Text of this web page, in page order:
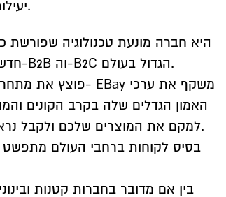
יעילות יחד עם אסטרטגיות שיווק אחרות.
חדשות מדי פעם, וגם כבשה את שוק ה-B2B וה-B2C הגדול בעולם.
האמון הגדלים שלה בקרב הקונים
למקם את המוצרים שלכם ולקבל נראות עצומה בפלטפורמה הגדלה הזו.
בסיס לקוחות ברחבי העולם
בין אם מדובר בחברות קטנות